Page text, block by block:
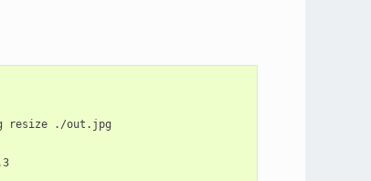
resize ./out.jpg